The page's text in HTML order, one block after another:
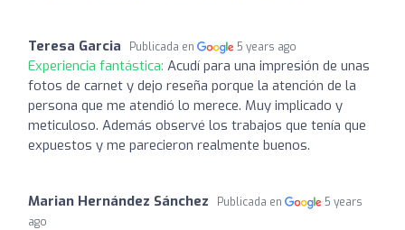
Teresa Garcia Publicada en 5 years ago
Experiencia fantástica: Acudí para una impresión de unas
fotos de carnet y dejo reseña porque la atención de la
persona que me atendió lo merece. Muy implicado y
meticuloso. Además observé los trabajos que tenía que
expuestos y me parecieron realmente buenos.
Marian Hernández Sánchez Publicada en
5 years
ago